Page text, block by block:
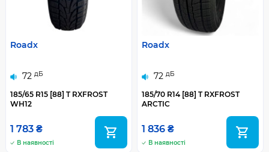
Roadx
72 дБ
185/65 R15 [88] T RXFROST
WH12
1 783 ₴
В наявності
Roadx
72 дБ
185/70 R14 [88] T RXFROST
ARCTIC
1 836 ₴
В наявності